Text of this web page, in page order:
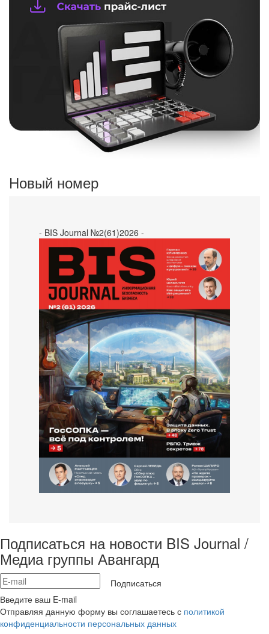
Новый номер
- BIS Journal №2(61)2026 -
Подписаться на новости BIS Journal /
Медиа группы Авангард
Подписаться
Введите ваш E-mail
Отправляя данную форму вы соглашаетесь с политикой
конфиденциальности персональных данных